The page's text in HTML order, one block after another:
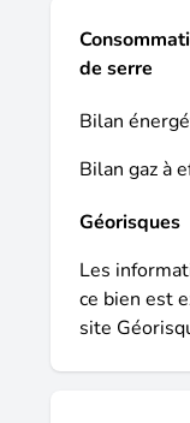
l'ensemble
bien rare,
recherché
François.
Laurence
honoraires
bien est
Géorisques
Réseau
de serre
Bilan
Bilan gaz à
Géorisques
Les
ce bien est
site